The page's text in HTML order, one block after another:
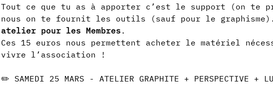
Tout ce que tu as à apporter c’est le support (on te
nous on te fournit les outils (sauf pour le
atelier pour les Membres .
Ces 15 euros nous permettent acheter le matériel
vivre l’association !